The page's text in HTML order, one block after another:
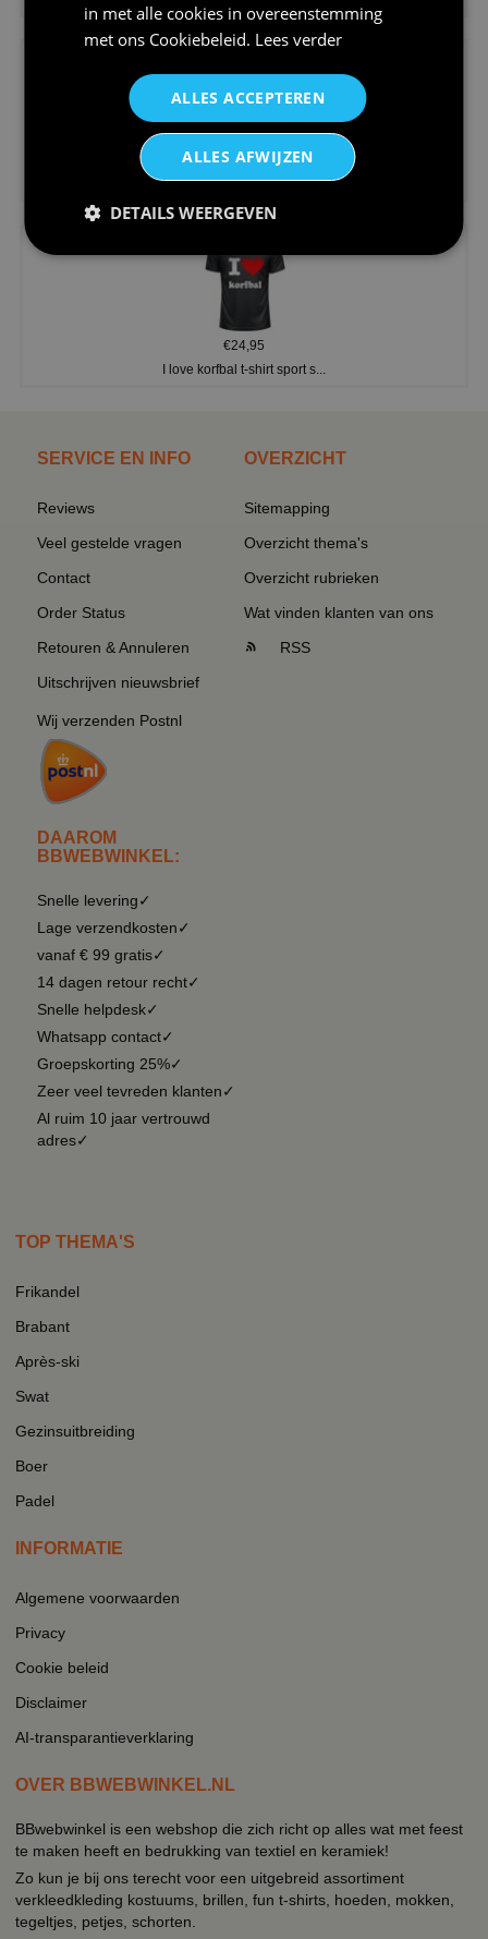
€24,95
V-hals shirt rood wit blauw st...
€24,95
I love korfbal t-shirt sport s...
SERVICE EN INFO
Reviews
Veel gestelde vragen
Contact
Order Status
Retouren & Annuleren
Uitschrijven nieuwsbrief
Wij verzenden Postnl
DAAROM
BBWEBWINKEL:
Snelle levering✓
Lage verzendkosten✓
vanaf € 99 gratis✓
14 dagen retour recht✓
Snelle helpdesk✓
Whatsapp contact✓
Groepskorting 25%✓
Zeer veel tevreden klanten✓
Al ruim 10 jaar vertrouwd
adres✓
OVERZICHT
Sitemapping
Overzicht thema's
Overzicht rubrieken
Wat vinden klanten van ons
RSS
TOP THEMA'S
Frikandel
Brabant
Après-ski
Swat
Gezinsuitbreiding
Boer
Padel
INFORMATIE
Algemene voorwaarden
Privacy
Cookie beleid
Disclaimer
AI-transparantieverklaring
OVER BBWEBWINKEL.NL
BBwebwinkel is een webshop die zich richt op alles wat met feest
te maken heeft en bedrukking van textiel en keramiek!
Zo kun je bij ons terecht voor een uitgebreid assortiment
verkleedkleding kostuums, brillen, fun t-shirts, hoeden, mokken,
tegeltjes, petjes, schorten.
in met alle cookies in overeenstemming
met ons Cookiebeleid. Lees verder
ALLES ACCEPTEREN
ALLES AFWIJZEN
DETAILS WEERGEVEN